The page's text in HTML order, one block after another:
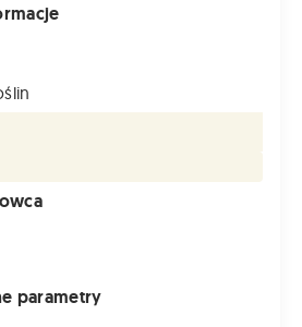
parametry